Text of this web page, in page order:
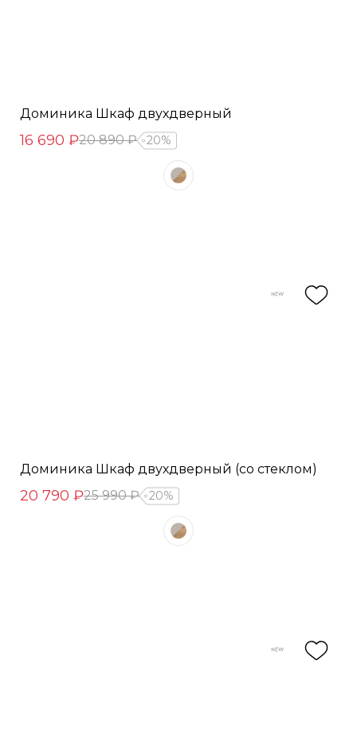
Доминика Шкаф двухдверный
16 690 ₽20 890 ₽ 20%
Доминика Шкаф двухдверный (со стеклом)
20 790 ₽25 990 ₽ 20%